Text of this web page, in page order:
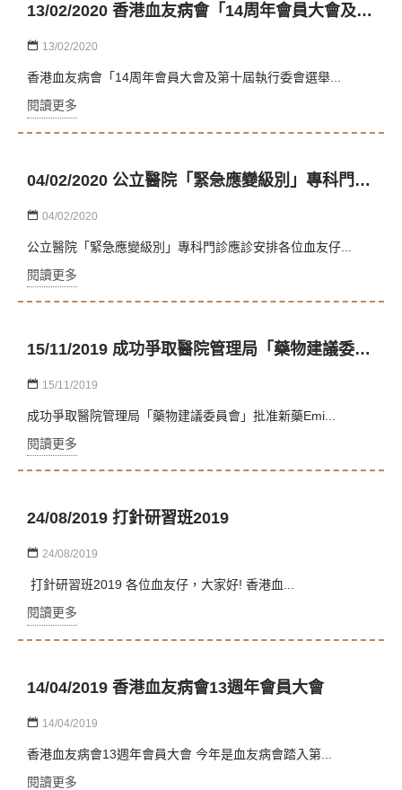
13/02/2020 香港血友病會「14周年會員大會及第十屆執行委會選舉」延期事宜
13/02/2020
香港血友病會「14周年會員大會及第十屆執行委會選舉...
閱讀更多
04/02/2020 公立醫院「緊急應變級別」專科門診應診安排
04/02/2020
公立醫院「緊急應變級別」專科門診應診安排各位血友仔...
閱讀更多
15/11/2019 成功爭取醫院管理局「藥物建議委員會」批准新藥Emicizumab
15/11/2019
成功爭取醫院管理局「藥物建議委員會」批准新藥Emi...
閱讀更多
24/08/2019 打針研習班2019
24/08/2019
打針研習班2019 各位血友仔，大家好! 香港血...
閱讀更多
14/04/2019 香港血友病會13週年會員大會
14/04/2019
香港血友病會13週年會員大會 今年是血友病會踏入第...
閱讀更多